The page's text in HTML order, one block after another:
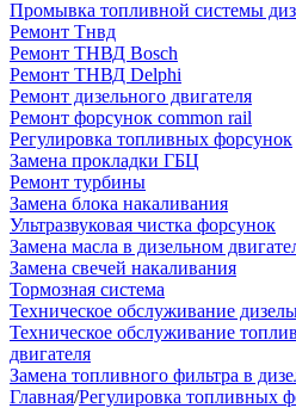
Промывка топливной системы
Ремонт Тнвд
Ремонт ТНВД Bosch
Ремонт ТНВД Delphi
Ремонт дизельного двигателя
Ремонт форсунок common rail
Регулировка топливных форсунок
Замена прокладки ГБЦ
Ремонт турбины
Замена блока накаливания
Ультразвуковая чистка форсунок
Замена масла в дизельном
Замена свечей накаливания
Тормозная система
Техническое обслуживание
Техническое обслуживание
двигателя
Замена топливного фильтра в
Главная/Регулировка топливных